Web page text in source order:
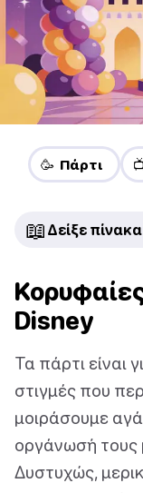
🥳 Πάρτι
📖 Δείξε
Disney
Τα πάρτι είναι
στιγμές που
μοιράσουμε
οργάνωσή τους
Δυστυχώς,